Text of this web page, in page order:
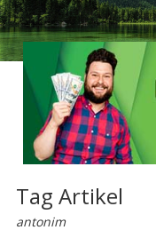
Tag Artikel
antonim